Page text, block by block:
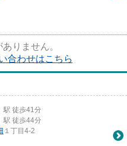
りません。
合わせはこちら
駅 徒歩41分
駅 徒歩44分
１丁目4-2